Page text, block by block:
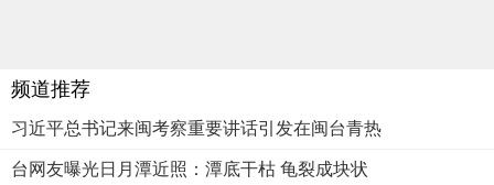
频道推荐
习近平总书记来闽考察重要讲话引发在闽台青热
台网友曝光日月潭近照：潭底干枯 龟裂成块状